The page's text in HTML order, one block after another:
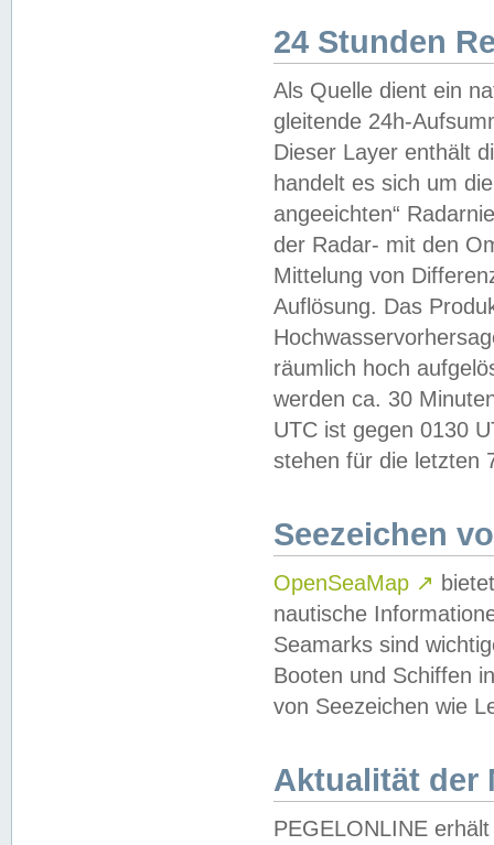
24 Stunden
Als Quelle dient ein
gleitende 24h-
Dieser Layer enthält
handelt es sich um
angeeichten“
der Radar- mit den
Mittelung von
Auflösung. Das
räumlich hoch
werden ca. 30
UTC ist gegen 0130
stehen für die letzten
Seezeichen
OpenSeaMap ↗
nautische
Seamarks sind
Booten und Schiffen
von Seezeichen wie
Aktualität der
PEGELONLINE